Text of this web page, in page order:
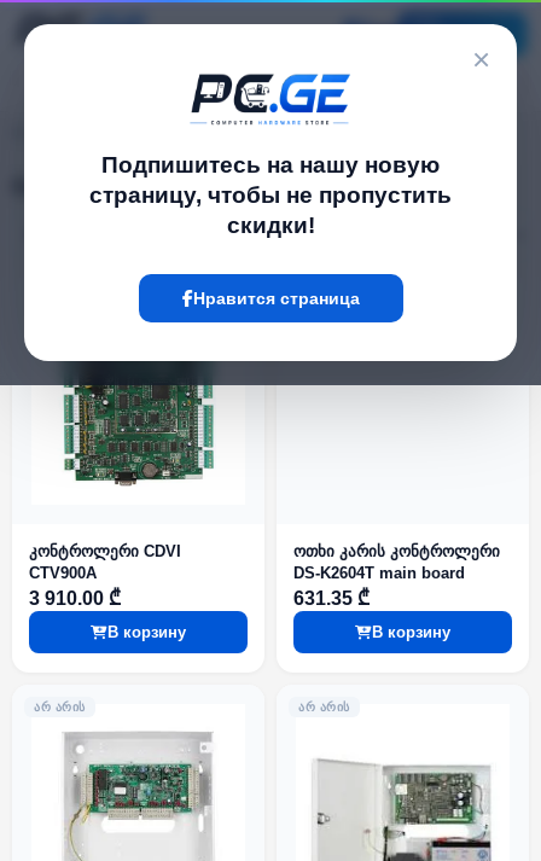
×
Подпишитесь на нашу новую
страницу, чтобы не пропустить
скидки!
Нравится страница
Панели контроля доступа
11 Товар
კონტროლერი CDVI
CTV900A
3 910.00 ₾
В корзину
ოთხი კარის კონტროლერი
DS-K2604T main board
631.35 ₾
В корзину
ᲐᲠ ᲐᲠᲘᲡ ᲐᲠ ᲐᲠᲘᲡ